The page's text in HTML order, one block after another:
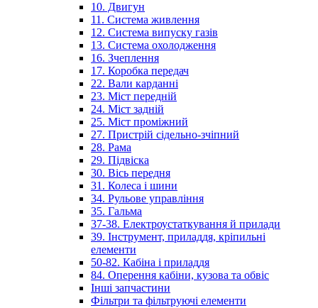
10. Двигун
11. Система живлення
12. Система випуску газів
13. Система охолодження
16. Зчеплення
17. Коробка передач
22. Вали карданні
23. Міст передній
24. Міст задній
25. Міст проміжний
27. Пристрій сідельно-зчіпний
28. Рама
29. Підвіска
30. Вісь передня
31. Колеса і шини
34. Рульове управління
35. Гальма
37-38. Електроустаткування й прилади
39. Інструмент, приладдя, кріпильні
елементи
50-82. Кабіна і приладдя
84. Оперення кабіни, кузова та обвіс
Інші запчастини
Фільтри та фільтруючі елементи